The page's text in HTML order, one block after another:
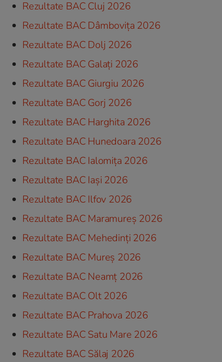
Rezultate BAC Cluj 2026
Rezultate BAC Dâmbovița 2026
Rezultate BAC Dolj 2026
Rezultate BAC Galați 2026
Rezultate BAC Giurgiu 2026
Rezultate BAC Gorj 2026
Rezultate BAC Harghita 2026
Rezultate BAC Hunedoara 2026
Rezultate BAC Ialomița 2026
Rezultate BAC Iași 2026
Rezultate BAC Ilfov 2026
Rezultate BAC Maramureș 2026
Rezultate BAC Mehedinți 2026
Rezultate BAC Mureș 2026
Rezultate BAC Neamț 2026
Rezultate BAC Olt 2026
Rezultate BAC Prahova 2026
Rezultate BAC Satu Mare 2026
Rezultate BAC Sălaj 2026